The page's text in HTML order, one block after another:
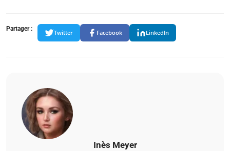
Partager :
Twitter Facebook LinkedIn
Inès Meyer